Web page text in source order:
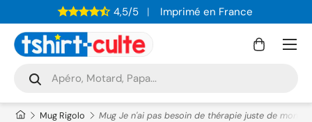
ALLER AU CONTENU
4,5/5 Imprimé en France
Recherche
Rechercher
Panier
Menu
Mug Rigolo Mug Je n'ai pas besoin de thérapie juste de